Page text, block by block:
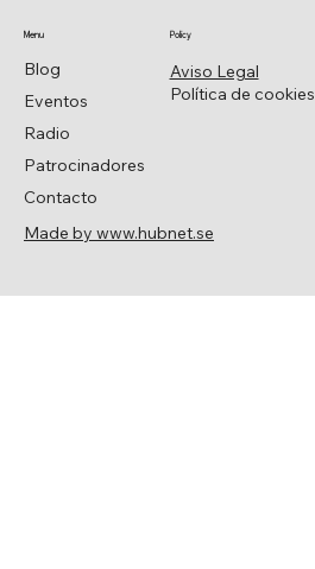
Aviso Legal
Política de cookies
Policy
Blog
Eventos
Radio
Patrocinadores
Contacto
Menu
Made by www.hubnet.se